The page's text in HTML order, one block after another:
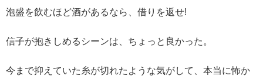
泡盛を飲むほど酒があるなら、借りを返せ!
信子が抱きしめるシーンは、ちょっと良かった。
今まで抑えていた糸が切れたような気がして、本当に怖か